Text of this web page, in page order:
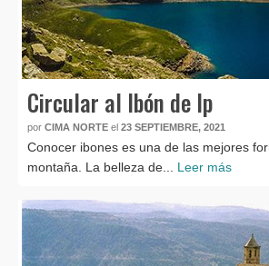
Circular al Ibón de Ip
por CIMA NORTE el 23 SEPTIEMBRE, 2021
Conocer ibones es una de las mejores
montaña. La belleza de... Leer más